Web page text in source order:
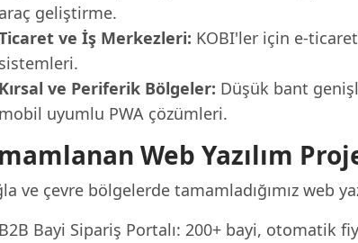
araç geliştirme.
ve İş Merkezleri: KOBI'ler için e-
sistemleri.
Kırsal ve Periferik Bölgeler: Düşük bant
mobil uyumlu PWA çözümleri.
Web Yazılım
ve çevre bölgelerde tamamladığımız web
B2B Bayi Sipariş Portalı: 200+ bayi, otomatik